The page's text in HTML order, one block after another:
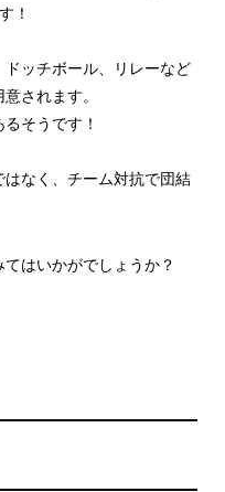
！
ッチボール、リレーなど
されます。
そうです！
はなく、チーム対抗で団結
はいかがでしょうか？